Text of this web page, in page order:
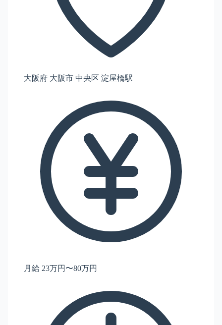
大阪府 大阪市 中央区 淀屋橋駅
月給 23万円〜80万円